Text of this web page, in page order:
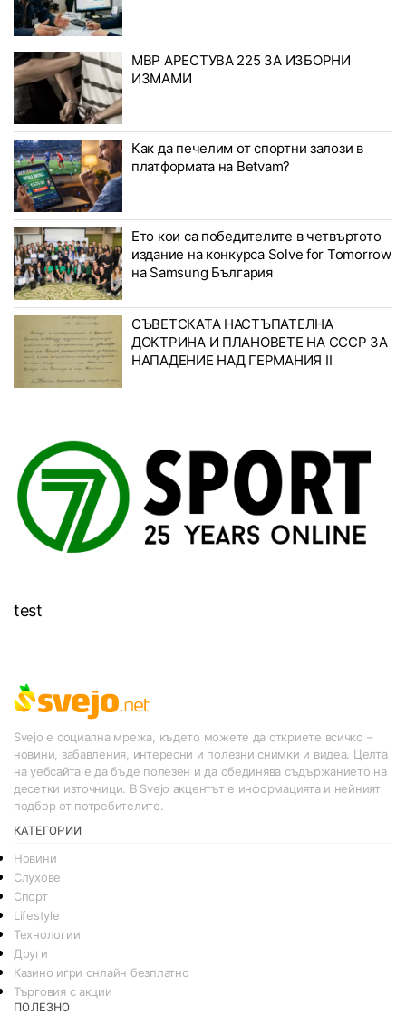
МВР АРЕСТУВА 225 ЗА ИЗБОРНИ
ИЗМАМИ
Как да печелим от спортни залози в
платформата на Betvam?
Ето кои са победителите в четвъртото
издание на конкурса Solve for Tomorrow
на Samsung България
СЪВЕТСКАТА НАСТЪПАТЕЛНА
ДОКТРИНА И ПЛАНОВЕТЕ НА СССР ЗА
НАПАДЕНИЕ НАД ГЕРМАНИЯ II
test
Svejo е социална мрежа, където можете да откриете всичко –
новини, забавления, интересни и полезни снимки и видеа. Целта
на уебсайта е да бъде полезен и да обединява съдържанието на
десетки източници. В Svejo акцентът е информацията и нейният
подбор от потребителите.
КАТЕГОРИИ
Новини
Слухове
Спорт
Lifestyle
Технологии
Други
Казино игри онлайн безплатно
Търговия с акции
ПОЛЕЗНО